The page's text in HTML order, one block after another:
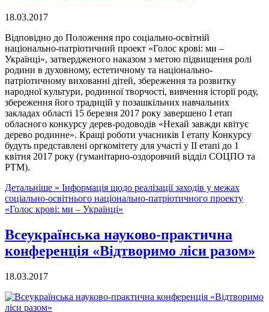
18.03.2017
Відповідно до Положення про соціально-освітній
національно-патріотичний проект «Голос крові: ми –
Українці», затвердженого наказом з метою підвищення ролі
родини в духовному, естетичному та національно-
патріотичному вихованні дітей, збереження та розвитку
народної культури, родинної творчості, вивчення історії роду,
збереження його традицій у позашкільних навчальних
закладах області 15 березня 2017 року завершено І етап
обласного конкурсу дерев-родоводів «Нехай завжди квітує
дерево родинне». Кращі роботи учасників І етапу Конкурсу
будуть представлені оргкомітету для участі у ІІ етапі до 1
квітня 2017 року (гуманітарно-оздоровчий відділ СОЦПО та
РТМ).
Детальніше » Інформація щодо реалізації заходів у межах
соціально-освітнього національно-патріотичного проекту
«Голос крові: ми – Українці»
Всеукраїнська науково-практична
конференція «Відтворимо ліси разом»
18.03.2017